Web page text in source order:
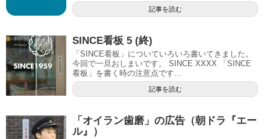
記事を読む
SINCE看板 5 (終)
「SINCE看板」についていろいろ書いてきました。
今回で一旦おしまいです。 SINCE XXXX 「SINCE
看板」を書く時の注意点です...
記事を読む
「オイラン歯磨」の広告（朝ドラ『エー
ル』）